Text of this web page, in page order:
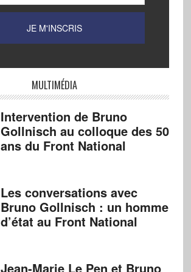
MULTIMÉDIA
Intervention de Bruno
Gollnisch au colloque des 50
ans du Front National
Les conversations avec
Bruno Gollnisch : un homme
d’état au Front National
Jean-Marie Le Pen et Bruno